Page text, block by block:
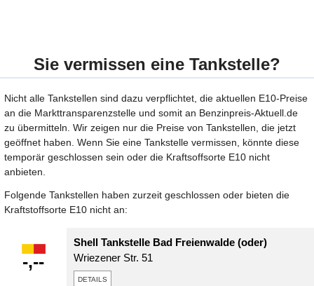
Sie vermissen eine Tankstelle?
Nicht alle Tankstellen sind dazu verpflichtet, die aktuellen E10-Preise
an die Markttransparenzstelle und somit an Benzinpreis-Aktuell.de
zu übermitteln. Wir zeigen nur die Preise von Tankstellen, die jetzt
geöffnet haben. Wenn Sie eine Tankstelle vermissen, könnte diese
temporär geschlossen sein oder die Kraftsoffsorte E10 nicht
anbieten.
Folgende Tankstellen haben zurzeit geschlossen oder bieten die
Kraftstoffsorte E10 nicht an:
-,--
Shell Tankstelle Bad Freienwalde (oder)
Wriezener Str. 51
details